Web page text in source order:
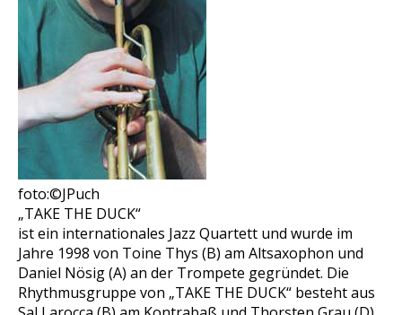
foto:©JPuch
„TAKE THE DUCK“
ist ein internationales Jazz Quartett und wurde im
Jahre 1998 von Toine Thys (B) am Altsaxophon und
Daniel Nösig (A) an der Trompete gegründet. Die
Rhythmusgruppe von „TAKE THE DUCK“ besteht aus